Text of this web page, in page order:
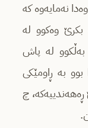
نەمایەوە کە
وەکوو لە
بەڵکوو لە پاش
بە ڕاومێکی
چ